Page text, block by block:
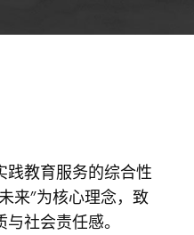
践教育服务的综合性
来”为核心理念，致
社会责任感。